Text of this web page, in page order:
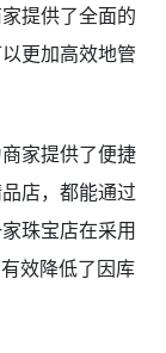
提供了全面的
更加高效地管
家提供了便捷
店，都能通过
珠宝店在采用
效降低了因库